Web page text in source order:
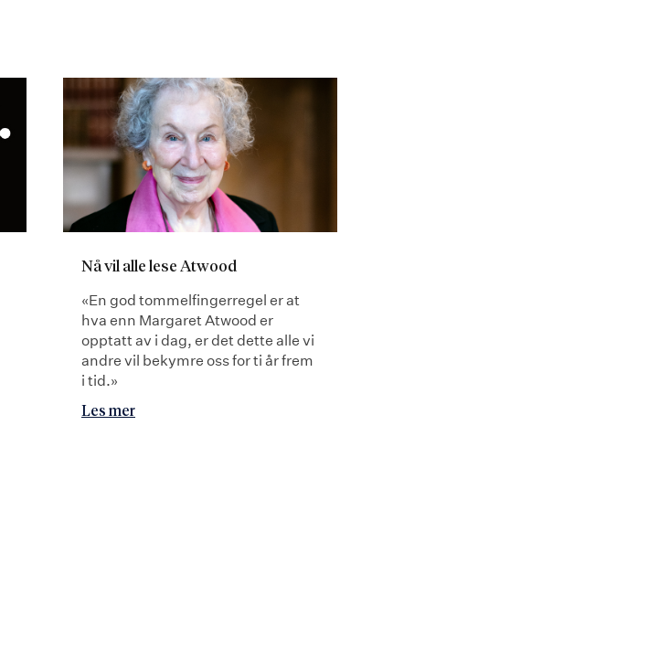
Nå vil alle lese Atwood
«En god tommelfingerregel er at
hva enn Margaret Atwood er
opptatt av i dag, er det dette alle vi
andre vil bekymre oss for ti år frem
i tid.»
Les mer